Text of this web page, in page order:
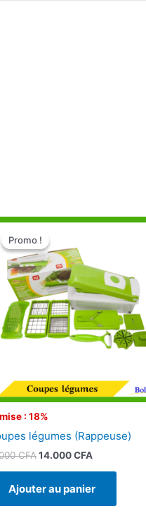
Promo !
: 18%
Promo !
légumes (Rappeuse)
CFA
Le
prix
initial
était :
17.000 CFA.
14.000CFA
Le
14.000 CFA.
Ajouter au panier